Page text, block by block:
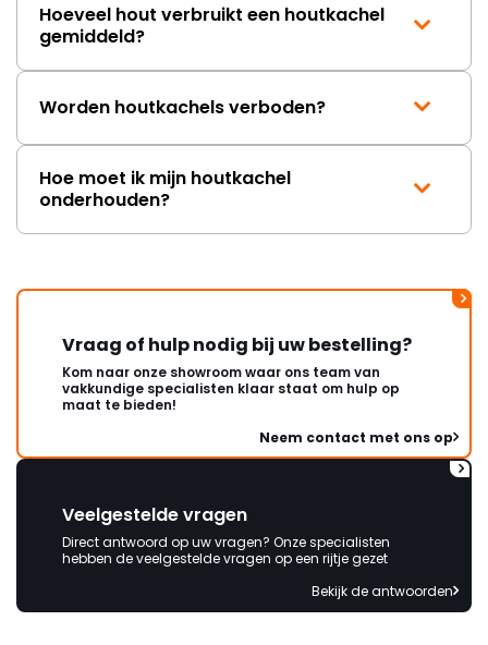
Hoeveel hout verbruikt een houtkachel
gemiddeld?
Worden houtkachels verboden?
Hoe moet ik mijn houtkachel
onderhouden?
Vraag of hulp nodig bij uw bestelling?
Kom naar onze showroom waar ons team van
vakkundige specialisten klaar staat om hulp op
maat te bieden!
Neem contact met ons op
Veelgestelde vragen
Direct antwoord op uw vragen? Onze specialisten
hebben de veelgestelde vragen op een rijtje gezet
Bekijk de antwoorden